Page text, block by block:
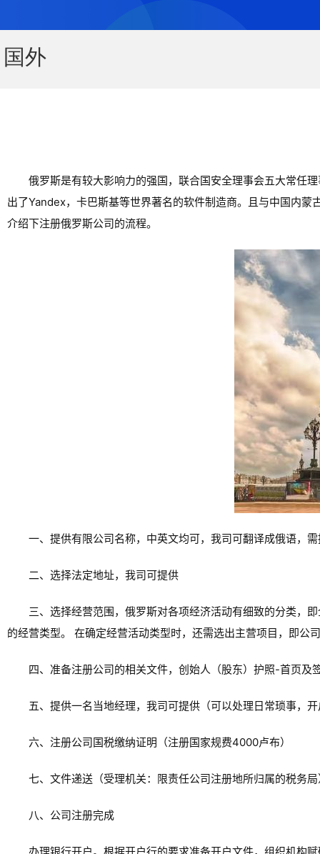
国外
俄罗斯是有较大影响力的强国，联合国安全理事会五大常任
出了Yandex，卡巴斯基等世界著名的软件制造商。且与中国内
介绍下注册俄罗斯公司的流程。
一、提供有限公司名称，中英文均可，我司可翻译成俄语，
二、选择法定地址，我司可提供
三、选择经营范围，俄罗斯对各项经济活动有细致的分类，
的经营类型。 在确定经营活动类型时，还需选出主营项目，即
四、准备注册公司的相关文件，创始人（股东）护照-首页
五、提供一名当地经理，我司可提供（可以处理日常琐事，
六、注册公司国税缴纳证明（注册国家规费4000卢布）
七、文件递送（受理机关：限责任公司注册地所归属的税务
八、公司注册完成